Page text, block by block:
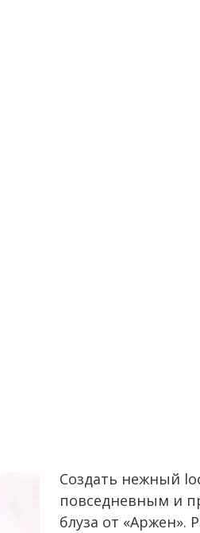
Создать нежный
повседневным и
блуза от «Аржен».